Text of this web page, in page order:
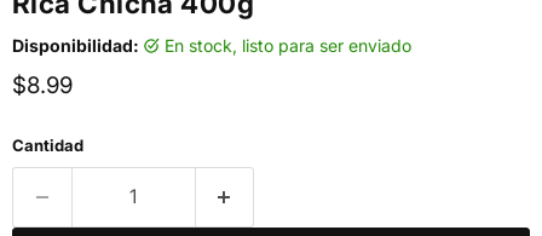
Disponibilidad: en stock, listo para ser enviado
Precio actual
$8.99
Cantidad